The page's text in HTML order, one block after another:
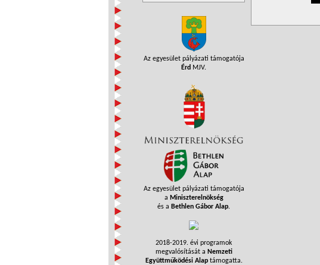
Az egyesület pályázati támogatója
Érd MJV.
Az egyesület pályázati támogatója
a Miniszterelnökség
és a Bethlen Gábor Alap.
2018-2019. évi programok
megvalósítását a Nemzeti
Együttműködési Alaptámogatta.